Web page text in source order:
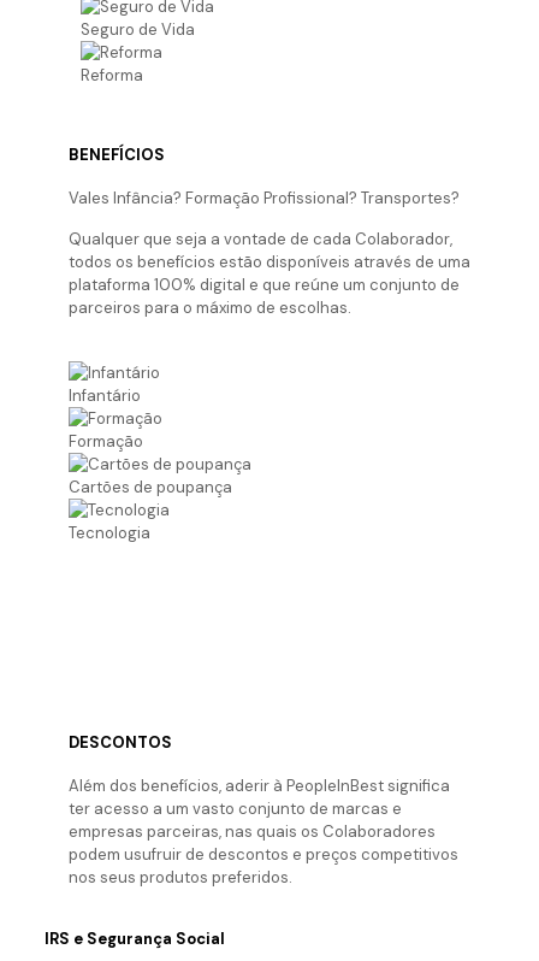
Seguro de Vida
Reforma
BENEFÍCIOS
Vales Infância? Formação Profissional? Transportes?
Qualquer que seja a vontade de cada Colaborador,
todos os benefícios estão disponíveis através de uma
plataforma 100% digital e que reúne um conjunto de
parceiros para o máximo de escolhas.
Infantário
Formação
Cartões de poupança
Tecnologia
DESCONTOS
Além dos benefícios, aderir à PeopleInBest significa
ter acesso a um vasto conjunto de marcas e
empresas parceiras, nas quais os Colaboradores
podem usufruir de descontos e preços competitivos
nos seus produtos preferidos.
IRS e Segurança Social